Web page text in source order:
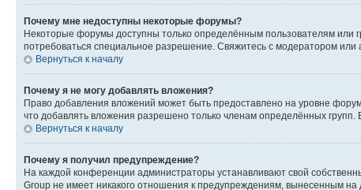
Почему мне недоступны некоторые форумы?
Некоторые форумы доступны только определённым пользователям или
потребоваться специальное разрешение. Свяжитесь с модератором
Вернуться к началу
Почему я не могу добавлять вложения?
Право добавления вложений может быть предоставлено на уровне
что добавлять вложения разрешено только членам определённых
Вернуться к началу
Почему я получил предупреждение?
На каждой конференции администраторы устанавливают свой
Group не имеет никакого отношения к предупреждениям, вынесенным